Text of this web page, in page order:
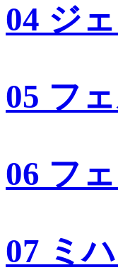
04 ジ
05 フ
06 フ
07 ミ